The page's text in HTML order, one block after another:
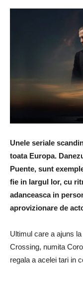
Unele seriale
toata Europa.
Puente, sunt
fie in largul lor, cu
adanceasca in
aprovizionare de
Ultimul care a ajuns
Crossing, numita
regala a acelei tari in